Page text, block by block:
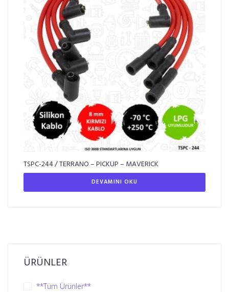
TSPC-244 / TERRANO – PICKUP – MAVERICK
DEVAMINI OKU
ÜRÜNLER
**Tüm Ürünler**